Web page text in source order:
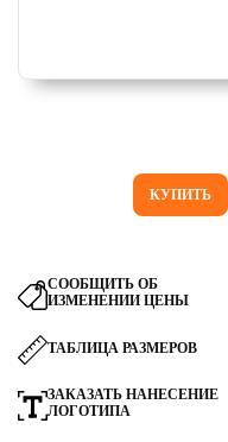
КУПИТЬ
СООБЩИТЬ ОБ
ИЗМЕНЕНИИ ЦЕНЫ
ТАБЛИЦА РАЗМЕРОВ
ЗАКАЗАТЬ НАНЕСЕНИЕ
ЛОГОТИПА